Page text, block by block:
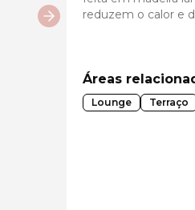
Next slide
reduzem o calor e
Áreas
Lounge Terraço